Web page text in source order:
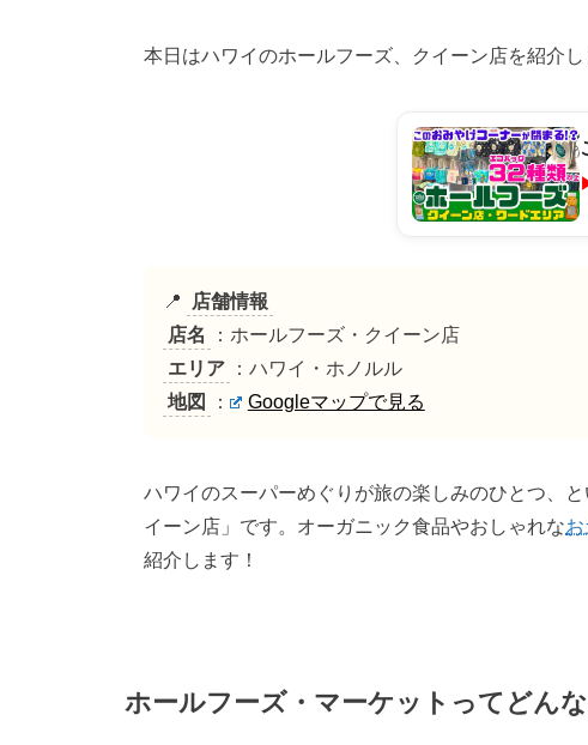
本日はハワイのホールフーズ、クイーン店を紹介し
📍
店舗情報
店名
：ホールフーズ・クイーン店
エリア
：ハワイ・ホノルル
地図
： Googleマップで見る
ハワイのスーパーめぐりが旅の楽しみのひとつ、
イーン店」です。オーガニック食品やおしゃれな
紹介します！
ホールフーズ・マーケットってどん